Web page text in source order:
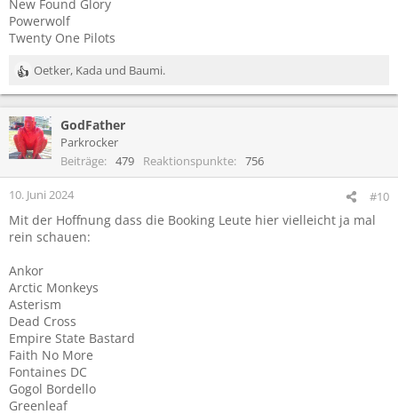
New Found Glory
Powerwolf
Twenty One Pilots
R
e
k
t
i
n
n
:
Oetker, Kada und Baumi.
GodFather
Parkrocker
Beiträge
479 Reaktionspunkte 756
10. Juni 2024 #10
Mit der Hoffnung dass die Booking Leute hier vielleicht ja mal
rein schauen:
Ankor
Arctic Monkeys
Asterism
Dead Cross
Empire State Bastard
Faith No More
Fontaines DC
Gogol Bordello
Greenleaf